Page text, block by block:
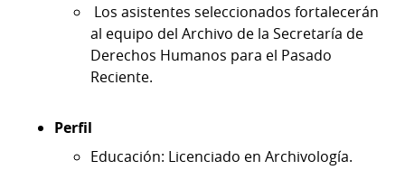
Los asistentes seleccionados fortalecerán
al equipo del Archivo de la Secretaría de
Derechos Humanos para el Pasado
Reciente.
Perfil
Educación: Licenciado en Archivología.